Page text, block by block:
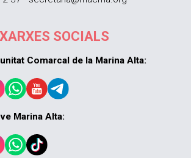
XARXES SOCIALS
Comarcal de la Marina Alta:
Marina Alta: